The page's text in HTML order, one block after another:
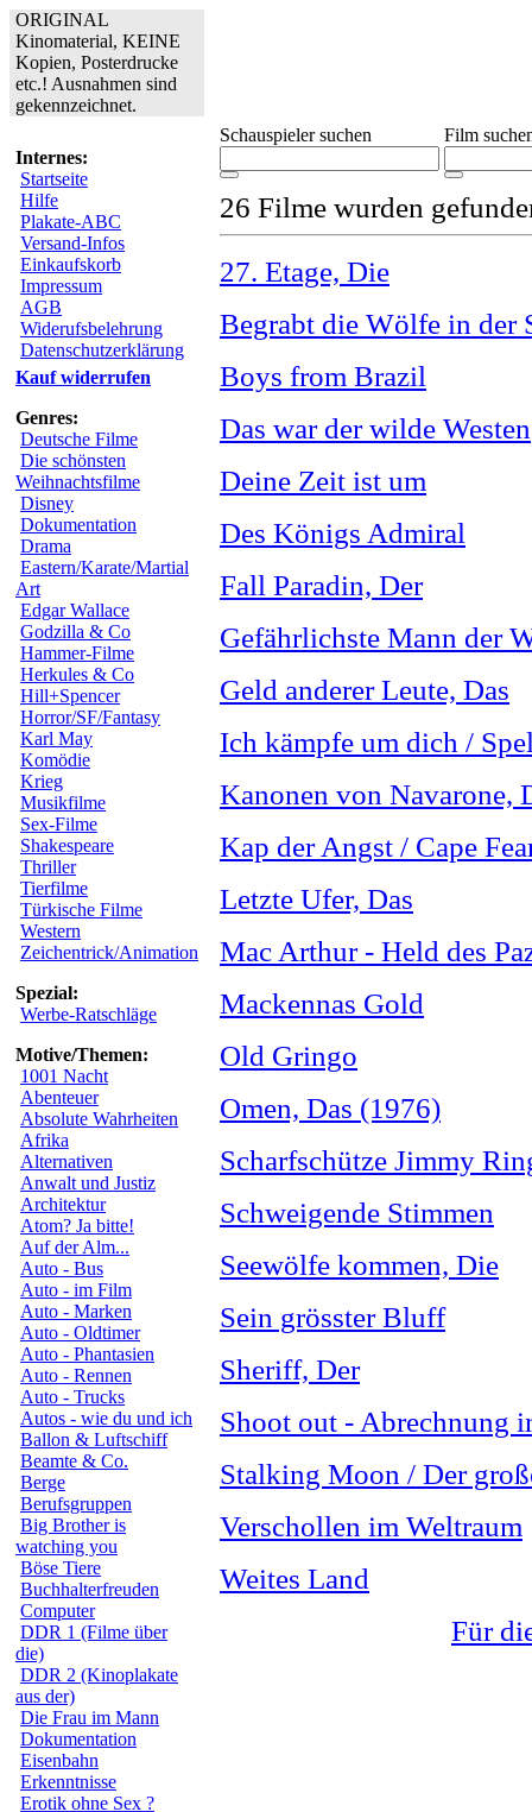
ORIGINAL
Kinomaterial, KEINE
Kopien, Posterdrucke
etc.! Ausnahmen sind
gekennzeichnet.
Internes:
Startseite
Hilfe
Plakate-ABC
Versand-Infos
Einkaufskorb
Impressum
AGB
Widerufsbelehrung
Datenschutzerklärung
Kauf widerrufen
Genres:
Deutsche Filme
Die schönsten
Weihnachtsfilme
Disney
Dokumentation
Drama
Eastern/Karate/Martial
Art
Edgar Wallace
Godzilla & Co
Hammer-Filme
Herkules & Co
Hill+Spencer
Horror/SF/Fantasy
Karl May
Komödie
Krieg
Musikfilme
Sex-Filme
Shakespeare
Thriller
Tierfilme
Türkische Filme
Western
Zeichentrick/Animation
Spezial:
Werbe-Ratschläge
Motive/Themen:
1001 Nacht
Abenteuer
Absolute Wahrheiten
Afrika
Alternativen
Anwalt und Justiz
Architektur
Atom? Ja bitte!
Auf der Alm...
Auto - Bus
Auto - im Film
Auto - Marken
Auto - Oldtimer
Auto - Phantasien
Auto - Rennen
Auto - Trucks
Autos - wie du und ich
Ballon & Luftschiff
Beamte & Co.
Berge
Berufsgruppen
Big Brother is
watching you
Böse Tiere
Buchhalterfreuden
Computer
DDR 1 (Filme über
die)
DDR 2 (Kinoplakate
aus der)
Die Frau im Mann
Dokumentation
Eisenbahn
Erkenntnisse
Erotik ohne Sex ?
Schauspieler suchen Film
26 Filme wurden
27. Etage, Die
Begrabt die Wölfe in der
Boys from Brazil
Das war der wilde Westen
Deine Zeit ist um
Des Königs Admiral
Fall Paradin, Der
Gefährlichste Mann der
Geld anderer Leute, Das
Ich kämpfe um dich /
Kanonen von Navarone,
Kap der Angst / Cape
Letzte Ufer, Das
Mac Arthur - Held des
Mackennas Gold
Old Gringo
Omen, Das (1976)
Scharfschütze Jimmy
Schweigende Stimmen
Seewölfe kommen, Die
Sein grösster Bluff
Sheriff, Der
Shoot out - Abrechnung
Stalking Moon / Der
Verschollen im Weltraum
Weites Land
Für